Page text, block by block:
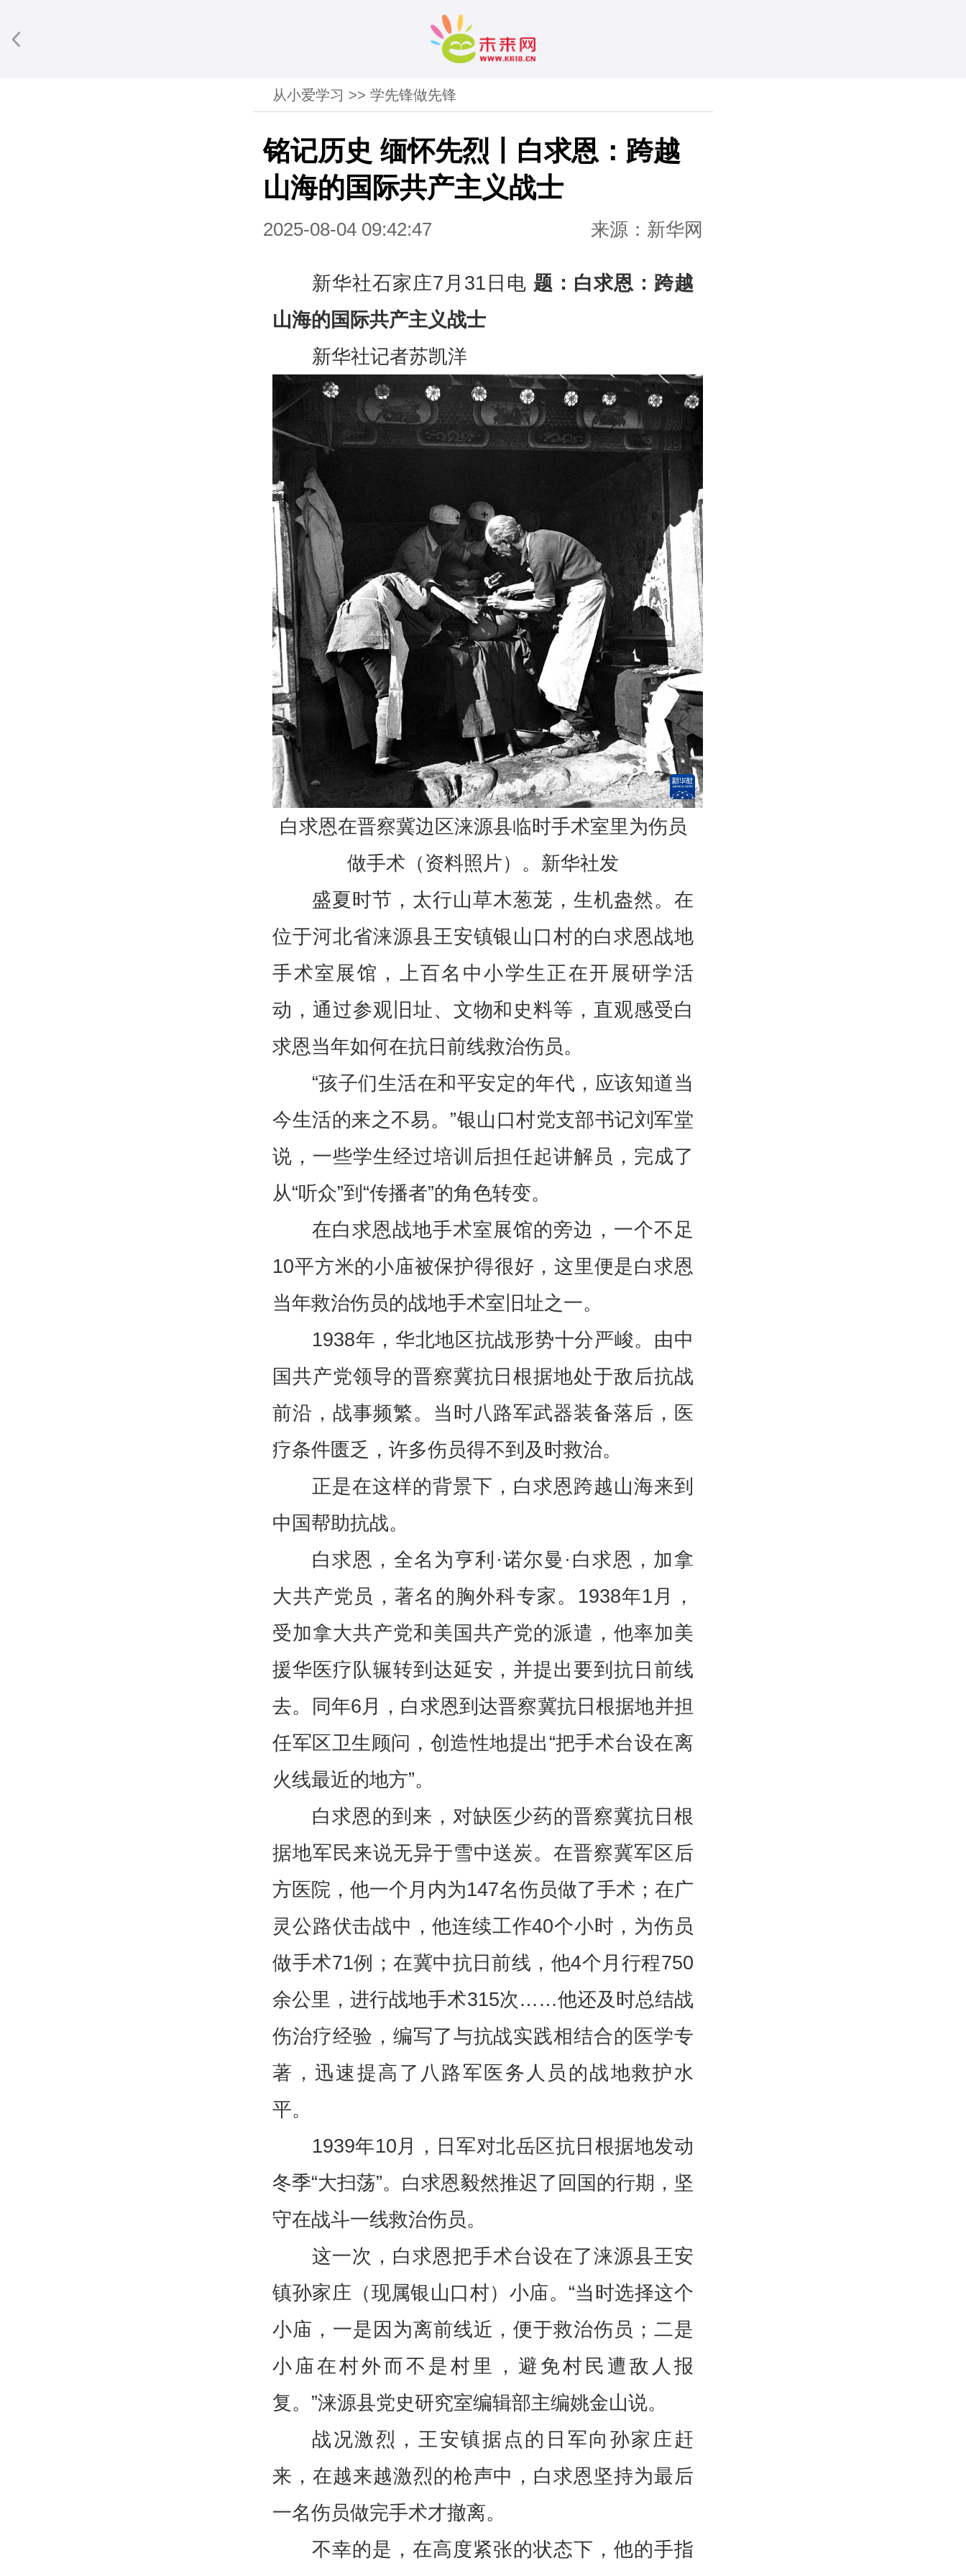
从小爱学习 >>学先锋做先锋
铭记历史 缅怀先烈丨白求恩：跨越
山海的国际共产主义战士
2025-08-04 09:42:47 来源：新华网
新华社石家庄7月31日电 题：白求恩：跨越
山海的国际共产主义战士
新华社记者苏凯洋
白求恩在晋察冀边区涞源县临时手术室里为伤员
做手术（资料照片）。新华社发
盛夏时节，太行山草木葱茏，生机盎然。在
位于河北省涞源县王安镇银山口村的白求恩战地
手术室展馆，上百名中小学生正在开展研学活
动，通过参观旧址、文物和史料等，直观感受白
求恩当年如何在抗日前线救治伤员。
“孩子们生活在和平安定的年代，应该知道当
今生活的来之不易。”银山口村党支部书记刘军堂
说，一些学生经过培训后担任起讲解员，完成了
从“听众”到“传播者”的角色转变。
在白求恩战地手术室展馆的旁边，一个不足
10平方米的小庙被保护得很好，这里便是白求恩
当年救治伤员的战地手术室旧址之一。
1938年，华北地区抗战形势十分严峻。由中
国共产党领导的晋察冀抗日根据地处于敌后抗战
前沿，战事频繁。当时八路军武器装备落后，医
疗条件匮乏，许多伤员得不到及时救治。
正是在这样的背景下，白求恩跨越山海来到
中国帮助抗战。
白求恩，全名为亨利·诺尔曼·白求恩，加拿
大共产党员，著名的胸外科专家。1938年1月，
受加拿大共产党和美国共产党的派遣，他率加美
援华医疗队辗转到达延安，并提出要到抗日前线
去。同年6月，白求恩到达晋察冀抗日根据地并担
任军区卫生顾问，创造性地提出“把手术台设在离
火线最近的地方”。
白求恩的到来，对缺医少药的晋察冀抗日根
据地军民来说无异于雪中送炭。在晋察冀军区后
方医院，他一个月内为147名伤员做了手术；在广
灵公路伏击战中，他连续工作40个小时，为伤员
做手术71例；在冀中抗日前线，他4个月行程750
余公里，进行战地手术315次……他还及时总结战
伤治疗经验，编写了与抗战实践相结合的医学专
著，迅速提高了八路军医务人员的战地救护水
平。
1939年10月，日军对北岳区抗日根据地发动
冬季“大扫荡”。白求恩毅然推迟了回国的行期，坚
守在战斗一线救治伤员。
这一次，白求恩把手术台设在了涞源县王安
镇孙家庄（现属银山口村）小庙。“当时选择这个
小庙，一是因为离前线近，便于救治伤员；二是
小庙在村外而不是村里，避免村民遭敌人报
复。”涞源县党史研究室编辑部主编姚金山说。
战况激烈，王安镇据点的日军向孙家庄赶
来，在越来越激烈的枪声中，白求恩坚持为最后
一名伤员做完手术才撤离。
不幸的是，在高度紧张的状态下，他的手指